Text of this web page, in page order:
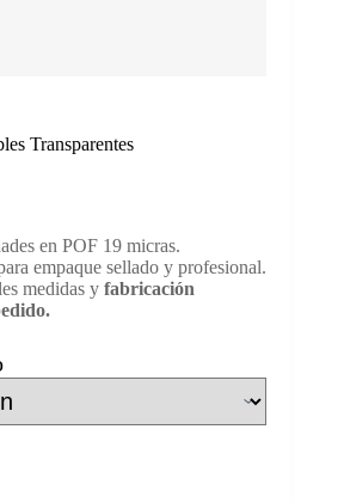
Transparentes
en POF 19 micras.
empaque sellado y profesional.
medidas y fabricación